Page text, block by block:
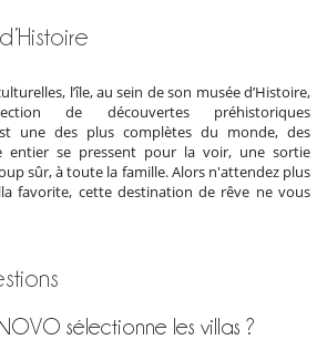
l’île, au sein de son musée d’Histoire,
de découvertes préhistoriques
une des plus complètes du monde, des
entier se pressent pour la voir, une sortie
sûr, à toute la famille. Alors n'attendez plus
favorite, cette destination de rêve ne vous
sélectionne les villas ?